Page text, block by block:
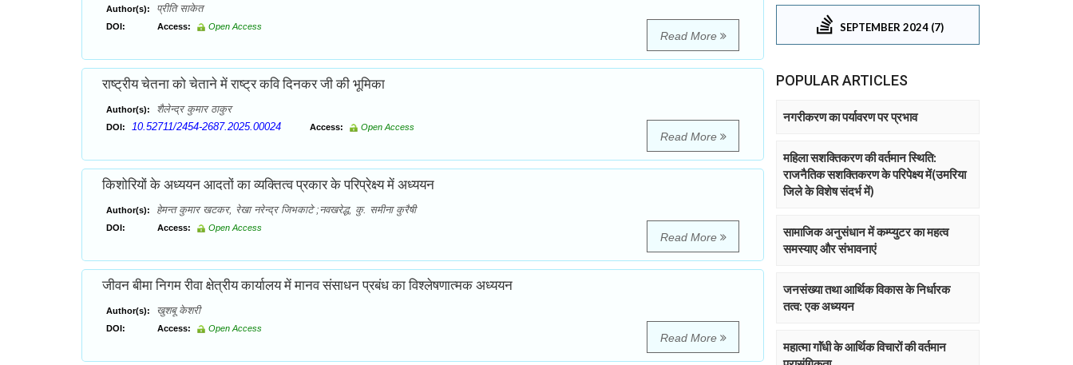
Author(s): प्रीति साकेत
DOI: Access: Open Access
Read More
राष्ट्रीय चेतना को चेताने में राष्ट्र कवि दिनकर जी की भूमिका
Author(s): शैलेन्द्र कुमार ठाकुर
DOI: 10.52711/2454-2687.2025.00024 Access: Open Access
Read More
किशोरियों के अध्ययन आदतों का व्यक्तित्व प्रकार के परिप्रेक्ष्य में अध्ययन
Author(s): हेमन्त कुमार खटकर, रेखा नरेन्द्र जिभकाटे ;नवखरेद्ध, कु. समीना कुरैषी
DOI: Access: Open Access
Read More
जीवन बीमा निगम रीवा क्षेत्रीय कार्यालय में मानव संसाधन प्रबंध का विश्लेषणात्मक अध्ययन
Author(s): खुशबू केशरी
DOI: Access: Open Access
Read More
SEPTEMBER 2024 (7)
POPULAR ARTICLES
नगरीकरण का पर्यावरण पर प्रभाव
महिला सशक्तिकरण की वर्तमान स्थिति:
राजनैतिक सशक्तिकरण के परिपेक्ष्य में(उमरिया
जिले के विशेष संदर्भ में)
सामाजिक अनुसंधान में कम्प्युटर का महत्व
समस्याए और संभावनाएं
जनसंख्या तथा आर्थिक विकास के निर्धारक
तत्व: एक अध्ययन
महात्मा गाॅंधी के आर्थिक विचारों की वर्तमान